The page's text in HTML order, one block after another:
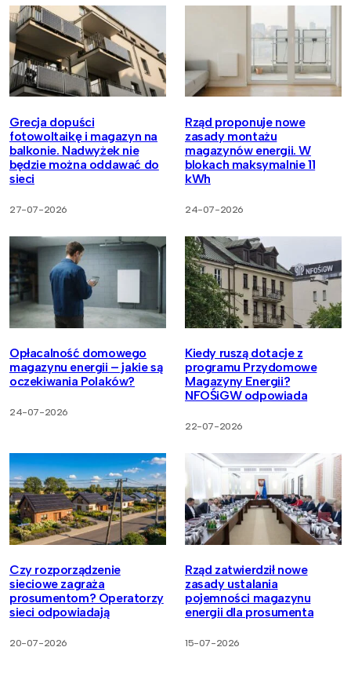
Grecja dopuści
fotowoltaikę i magazyn na
balkonie. Nadwyżek nie
będzie można oddawać do
sieci
27-07-2026
Rząd proponuje nowe
zasady montażu
magazynów energii. W
blokach maksymalnie 11
kWh
24-07-2026
Opłacalność domowego
magazynu energii – jakie są
oczekiwania Polaków?
24-07-2026
Kiedy ruszą dotacje z
programu Przydomowe
Magazyny Energii?
NFOŚiGW odpowiada
22-07-2026
Czy rozporządzenie
sieciowe zagraża
prosumentom? Operatorzy
sieci odpowiadają
20-07-2026
Rząd zatwierdził nowe
zasady ustalania
pojemności magazynu
energii dla prosumenta
15-07-2026